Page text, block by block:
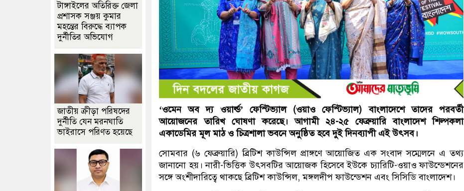
‘ওমেন অব দ্য ওয়ার্ল্ড’ ফেস্টিভ্যাল (ওয়াও ফেস্টিভ্যাল) বাংলাদেশে তাদের পরবর্তী
আয়োজনের তারিখ ঘোষণা করেছে। আগামী ২৪-২৫ ফেব্রুয়ারি বাংলাদেশ শিল্পকলা
একাডেমির মূল মাঠ ও চিত্রশালা ভবনে অনুষ্ঠিত হবে দুই দিনব্যাপী এই উৎসব।
সোমবার (৬ ফেব্রুয়ারি) ব্রিটিশ কাউন্সিল প্রাঙ্গণে আয়োজিত এক সংবাদ সম্মেলনে এ তথ্য
জানানো হয়। নারী-ভিত্তিক উৎসবটির আয়োজক হিসেবে ইউকে চ্যারিটি-ওয়াও ফাউন্ডেশনের
সঙ্গে অংশীদারিত্বে থাকছে ব্রিটিশ কাউন্সিল, মঙ্গলদীপ ফাউন্ডেশন এবং সিসিডি বাংলাদেশ।
টাঙ্গাইলের অতিরিক্ত জেলা
প্রশাসক সঞ্জয় কুমার
মহন্তের বিরুদ্ধে ব্যাপক
দুর্নীতির অভিযোগ
জাতীয় ক্রীড়া পরিষদের
দুর্নীতি যেন মরনঘাতি
ভাইরাসে পরিণত হয়েছে